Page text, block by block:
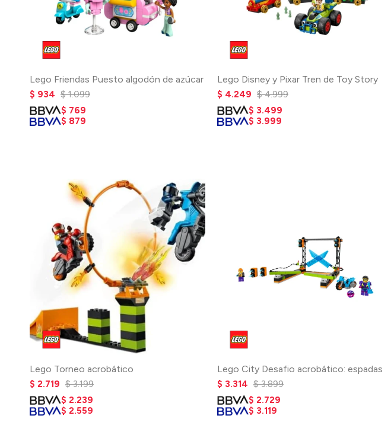
Lego Friendas Puesto algodón de azúcar
$ 934 $ 1.099
$ 769
$ 879
Lego Disney y Pixar Tren de Toy Story
$ 4.249 $ 4.999
$ 3.499
$ 3.999
Lego Torneo acrobático
$ 2.719 $ 3.199
$ 2.239
$ 2.559
Lego City Desafio acrobático: espadas
$ 3.314 $ 3.899
$ 2.729
$ 3.119